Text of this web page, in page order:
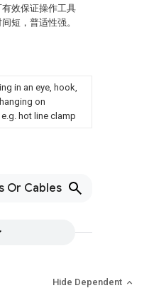
效保证操作工具
短，普适性强。
in an eye, hook,
on
hot line clamp
Or Cables
Hide Dependent